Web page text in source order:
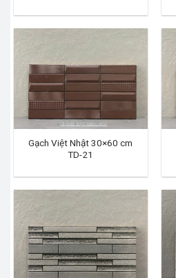
Gạch Việt Nhật 30×60 cm
TD-21